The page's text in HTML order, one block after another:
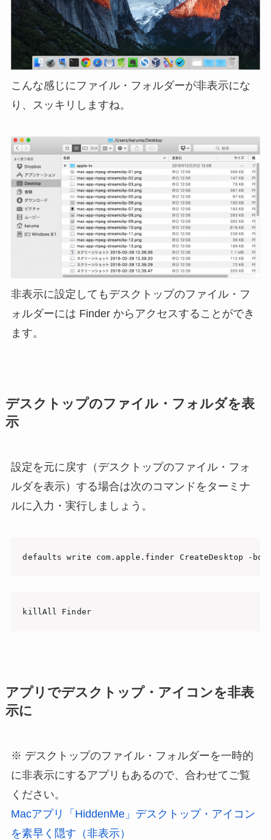
こんな感じにファイル・フォルダーが非表示にな
り、スッキリしますね。
非表示に設定してもデスクトップのファイル・フ
ォルダーには Finder からアクセスすることができ
ます。
デスクトップのファイル・フォルダを表
示
設定を元に戻す（デスクトップのファイル・フォ
ルダを表示）する場合は次のコマンドをターミナ
ルに入力・実行しましょう。
defaults write com.apple.finder CreateDesktop -
killAll Finder
アプリでデスクトップ・アイコンを非表
示に
※ デスクトップのファイル・フォルダーを一時的
に非表示にするアプリもあるので、合わせてご覧
ください。
Macアプリ「HiddenMe」デスクトップ・アイコン
を素早く隠す（非表示）